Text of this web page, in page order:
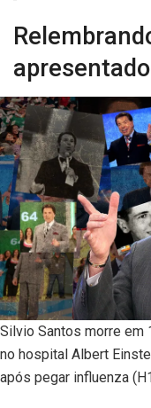
Silvio Santos morre em
no hospital Albert
após pegar influenza